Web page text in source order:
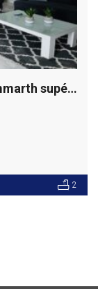
Duplex S+3 avec vue sur mer, Gammarth supérieur
2